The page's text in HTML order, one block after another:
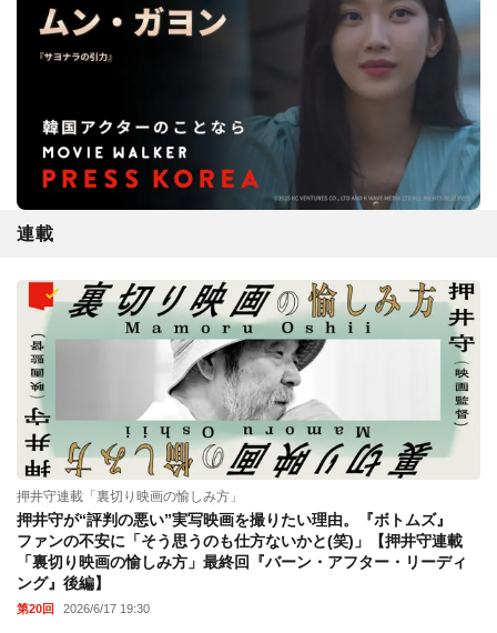
連載
押井守連載「裏切り映画の愉しみ方」
押井守が“評判の悪い”実写映画を撮りたい理由。『ボトムズ』
ファンの不安に「そう思うのも仕方ないかと(笑)」【押井守連載
「裏切り映画の愉しみ方」最終回『バーン・アフター・リーディ
ング』後編】
第20回 2026/6/17 19:30